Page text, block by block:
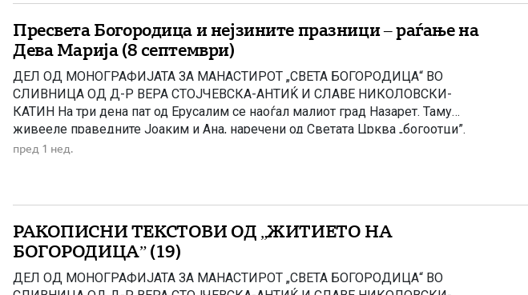
Пресвета Богородица и нејзините празници – раѓање на
Дева Марија (8 септември)
ДЕЛ ОД МОНОГРАФИЈАТА ЗА МАНАСТИРОТ „СВЕТА БОГОРОДИЦА“ ВО
СЛИВНИЦА ОД Д-Р ВЕРА СТОЈЧЕВСКА-АНТИЌ И СЛАВЕ НИКОЛОВСКИ-
КАТИН На три дена пат од Ерусалим се наоѓал малиот град Назарет. Таму
живееле праведните Јоаким и Ана, наречени од Светата Црква „богоотци”.
Јоаким потекнувал од Давидовиот род, а света Ана од родот на Аарон. Биле
пред 1 нед.
РАКОПИСНИ ТЕКСТОВИ ОД „ЖИТИЕТО НА
БОГОРОДИЦА” (19)
ДЕЛ ОД МОНОГРАФИЈАТА ЗА МАНАСТИРОТ „СВЕТА БОГОРОДИЦА“ ВО